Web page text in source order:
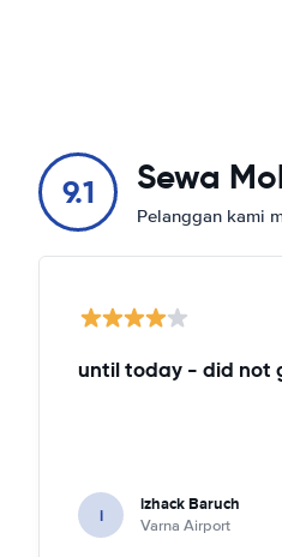
9.1 Sewa
Pelanggan kami
i izhack Baruch
Varna Airport